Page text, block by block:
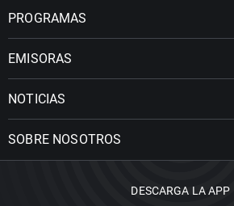
PROGRAMAS
EMISORAS
NOTICIAS
SOBRE NOSOTROS
DESCARGA LA APP